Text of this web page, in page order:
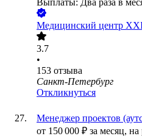
Выплаты: Два раза в
Медицинский центр
3.7
•
153 отзыва
Санкт-Петербург
Откликнуться
Менеджер проектов
от 150 000 ₽ за месяц, на